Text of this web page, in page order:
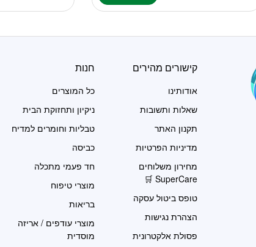
קישורים מהירים
אודותינו
שאלות ותשובות
תקנון האתר
מדיניות הפרטיות
מחירון משלוחים
SuperCare 🛒
טופס ביטול עסקה
הצהרת נגישות
פסולת אלקטרונית
חנות
כל המוצרים
ניקיון ותחזוקת הבית
טבליות וחומרים למדיח
כביסה
חד פעמי מתכלה
מוצרי טיפוח
בריאות
מוצרי עודפים / אריזה
מוסדית